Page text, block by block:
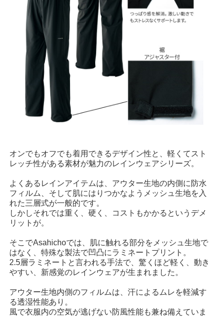
オンでもオフでも着用できるデザイン性と、軽くてスト
レッチ性がある素材が魅力のレインウェアシリーズ。
よくあるレインアイテムは、アウター生地の内側に防水
フィルム、そして肌にはりつかなようメッシュ生地を入
れた三層式が一般的です。
しかしそれでは重く、硬く、コストもかかるというデメ
リットが。
そこでAsahichoでは、肌に触れる部分をメッシュ生地で
はなく、特殊な製法で凹凸にラミネートプリント。
2.5層ラミネートと言われる手法で、驚くほど軽く、動き
やすい、新感覚のレインウェアが生まれました。
アウター生地内側のフィルムは、汗によるムレを軽減す
る透湿性能あり。
風で衣服内の空気が逃げない防風性能も兼ね備えていま